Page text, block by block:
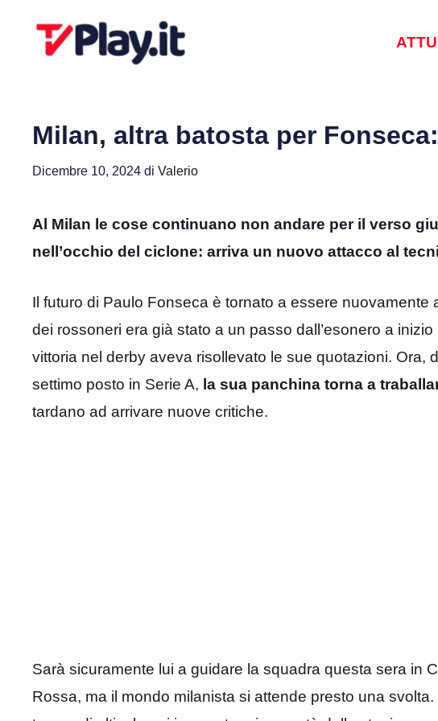
Milan, altra batosta per
Dicembre 10, 2024 di Valerio
Al Milan le cose continuano non andare per il verso
nell’occhio del ciclone: arriva un nuovo attacco al
Il futuro di Paulo Fonseca è tornato a essere nuovamente
dei rossoneri era già stato a un passo dall’esonero a
vittoria nel derby aveva risollevato le sue quotazioni. Ora,
settimo posto in Serie A, la sua panchina torna a
tardano ad arrivare nuove critiche.
Sarà sicuramente lui a guidare la squadra questa sera in
Rossa, ma il mondo milanista si attende presto una